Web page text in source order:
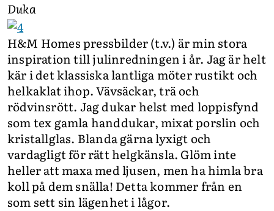
Duka
H&M Homes pressbilder (t.v.) är min stora
inspiration till julinredningen i år. Jag är helt
kär i det klassiska lantliga möter rustikt och
helkaklat ihop. Vävsäckar, trä och
rödvinsrött. Jag dukar helst med loppisfynd
som tex gamla handdukar, mixat porslin och
kristallglas. Blanda gärna lyxigt och
vardagligt för rätt helgkänsla. Glöm inte
heller att maxa med ljusen, men ha himla bra
koll på dem snälla! Detta kommer från en
som sett sin lägenhet i lågor.